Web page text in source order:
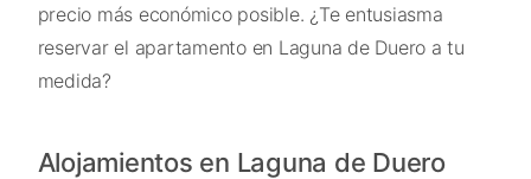
precio más económico posible. ¿Te entusiasma
reservar el apartamento en Laguna de Duero a tu
medida?
Alojamientos en Laguna de Duero